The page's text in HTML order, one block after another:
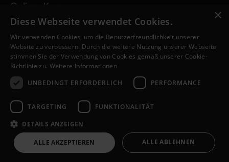
Online-Kurse
Unsere Projekte
Ich wünsche mir Gebet
Ich habe eine Frage
Folge uns
© Copyright 2026 de.Jesus.net Impressum
DatenschutzerklärungCookie-Richtlinie aWebNLsite
×
Diese Webseite verwendet Cookies.
Wir verwenden Cookies, um die Benutzerfreundlichkeit unserer
Website zu verbessern. Durch die weitere Nutzung unserer Webseite
stimmen Sie der Verwendung von Cookies gemäß unserer Cookie-
Richtlinie zu. Weitere Informationen
UNBEDINGT ERFORDERLICH
PERFORMANCE
TARGETING FUNKTIONALITÄT
DETAILS ANZEIGEN
ALLE AKZEPTIEREN ALLE ABLEHNEN